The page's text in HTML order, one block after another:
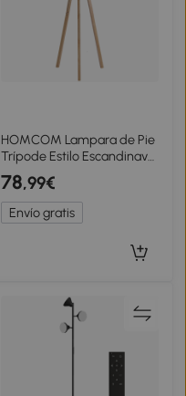
HOMCOM Lampara de Pie
Trípode Estilo Escandinavo
40 W máx 45x45x152 cm
madera de pino lino Beige
78,99€
Envío gratis